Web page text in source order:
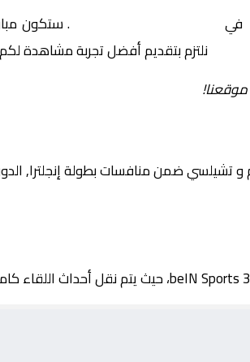
في
. ستكون
نلتزم بتقديم أفضل تجربة مشاهدة
موقعنا!